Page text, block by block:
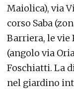
Maiolica), via
corso Saba
Barriera, le vie
(angolo via
Foschiatti. La
nel giardino